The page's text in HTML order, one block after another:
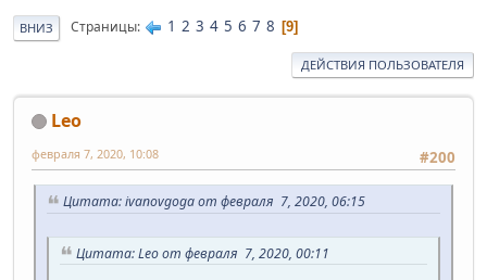
ВНИЗ Страницы 1 2 3 4 5 6 7 8 9
ДЕЙСТВИЯ ПОЛЬЗОВАТЕЛЯ
Leo
#200
февраля 7, 2020, 10:08
Цитата: ivanovgoga от февраля 7, 2020, 06:15
Цитата: Leo от февраля 7, 2020, 00:11